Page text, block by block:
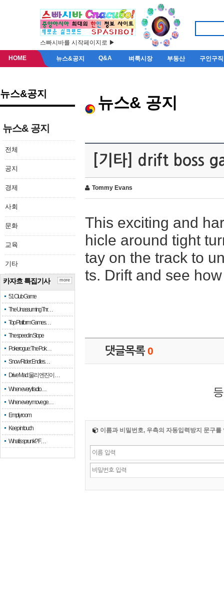
스빠시바를 시작페이지로 ▶
HOME 뉴스&공지 Q&A 벼룩시장 부동산 구인구직
뉴스&공지
뉴스& 공지
전체
공지
경제
사회
문화
교육
기타
카자흐 특집기사
51 Club Game
The Unassuming Thr…
Top Platform Games…
The speed in Slope
Pokerogue: The Pok…
Snow Rider: Endles…
Drive Mad: 물리 엔진이 …
When every fractio…
When every move ge…
Empty room
Keep in touch
What is sprunki? F…
more
뉴스& 공지
[기타] drift boss
Tommy Evans
This exciting and
hicle around tight
tay on the track to
ts. Drift and see
댓글목록0
이름과 비밀번호, 우측의 자동입력방지 문구를